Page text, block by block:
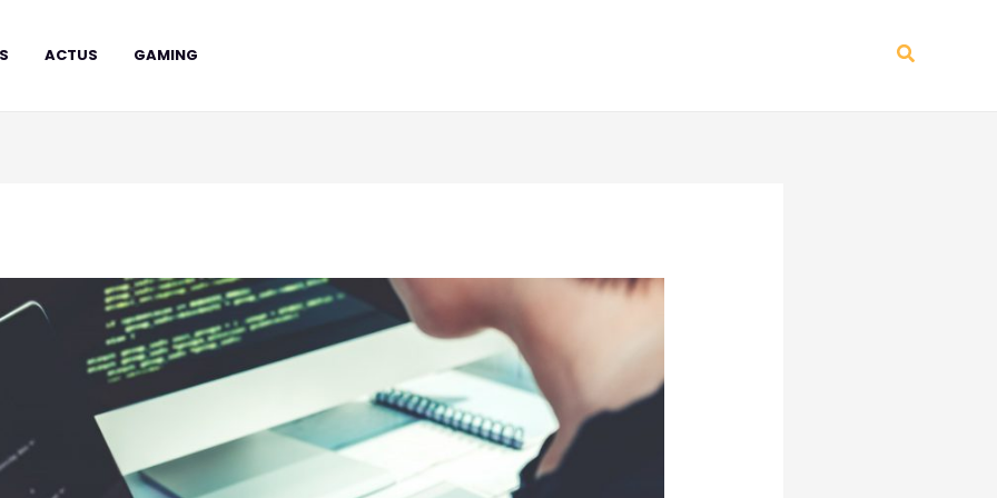
ACTUS GAMING